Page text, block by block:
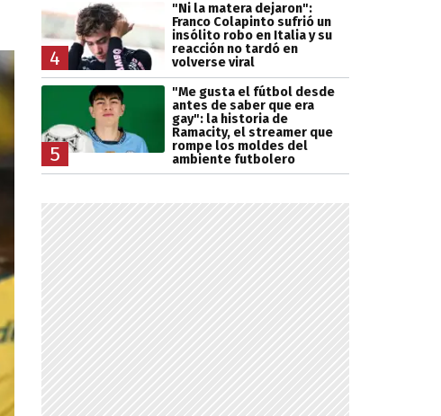
4
"Ni la matera dejaron":
Franco Colapinto sufrió un
insólito robo en Italia y su
reacción no tardó en
volverse viral
5
"Me gusta el fútbol desde
antes de saber que era
gay": la historia de
Ramacity, el streamer que
rompe los moldes del
ambiente futbolero